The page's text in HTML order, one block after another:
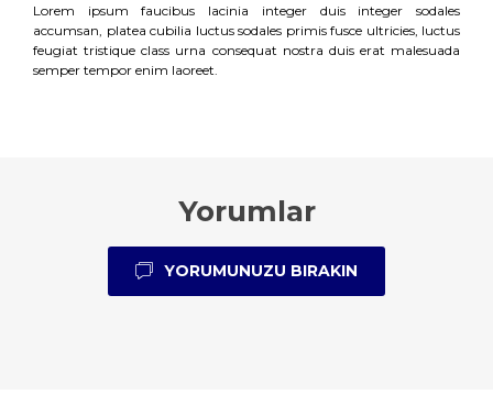
Lorem ipsum faucibus lacinia integer duis integer sodales
accumsan, platea cubilia luctus sodales primis fusce ultricies, luctus
feugiat tristique class urna consequat nostra duis erat malesuada
semper tempor enim laoreet.
Yorumlar
YORUMUNUZU BIRAKIN